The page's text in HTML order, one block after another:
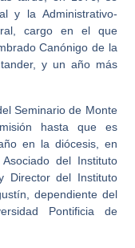
y la Administrativo-
cargo en el que
Canónigo de la
y un año más
Seminario de Monte
hasta que es
en la diócesis, en
del Instituto
Director del Instituto
dependiente del
Pontificia de